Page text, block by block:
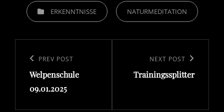
CATEGORIESERKENNTNISSE NATURMEDITATION
Previous
Post
PREV POST
Welpenschule
09.01.2025
Post
NEXT POST
Trainingssplitter